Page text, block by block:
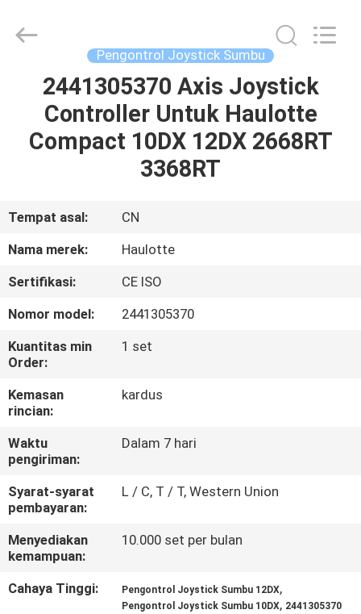
RUMAH
PRODUK
TENTANG
TUR
PABRIK
KONTROL
KAMI
PERMINTAAN
PENAWARAN
Rights
Reserved.
Pengontrol Joystick Sumbu
2441305370 Axis Joystick
Controller Untuk Haulotte
Compact 10DX 12DX 2668RT
3368RT
Tempat asal:
CN
Nama merek:
Haulotte
Sertifikasi:
CE ISO
Nomor model:
2441305370
Kuantitas min
Order:
1 set
Kemasan
rincian:
kardus
Waktu
pengiriman:
Dalam 7 hari
Syarat-syarat
pembayaran:
L / C, T / T, Western Union
Menyediakan
kemampuan:
10.000 set per bulan
Cahaya Tinggi: Pengontrol Joystick Sumbu 12DX,
Pengontrol Joystick Sumbu 10DX, 2441305370